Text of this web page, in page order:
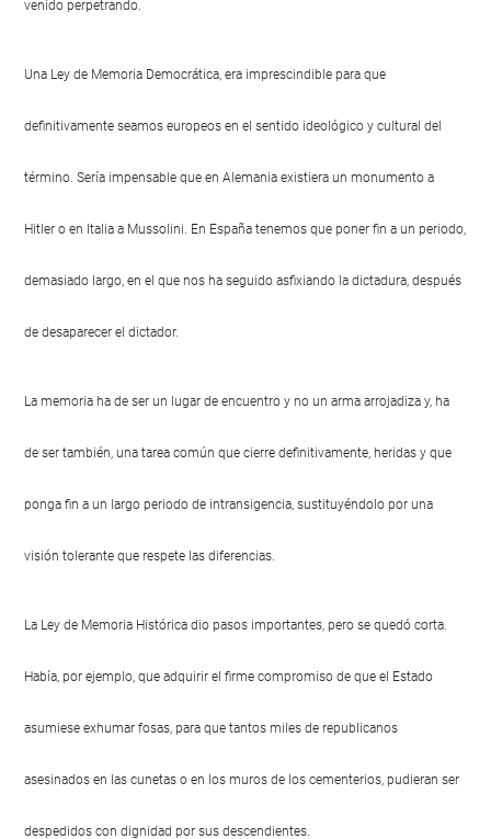
venido perpetrando.
Una Ley de Memoria Democrática, era imprescindible para que
definitivamente seamos europeos en el sentido ideológico y cultural del
término. Sería impensable que en Alemania existiera un monumento a
Hitler o en Italia a Mussolini. En España tenemos que poner fin a un periodo,
demasiado largo, en el que nos ha seguido asfixiando la dictadura, después
de desaparecer el dictador.
La memoria ha de ser un lugar de encuentro y no un arma arrojadiza y, ha
de ser también, una tarea común que cierre definitivamente, heridas y que
ponga fin a un largo periodo de intransigencia, sustituyéndolo por una
visión tolerante que respete las diferencias.
La Ley de Memoria Histórica dio pasos importantes, pero se quedó corta.
Había, por ejemplo, que adquirir el firme compromiso de que el Estado
asumiese exhumar fosas, para que tantos miles de republicanos
asesinados en las cunetas o en los muros de los cementerios, pudieran ser
despedidos con dignidad por sus descendientes.